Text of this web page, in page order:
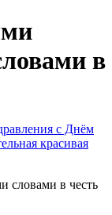
в
с Днём
красивая